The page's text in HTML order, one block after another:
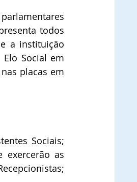
todos
a instituição
Social em
placas em
Sociais;
exercerão as